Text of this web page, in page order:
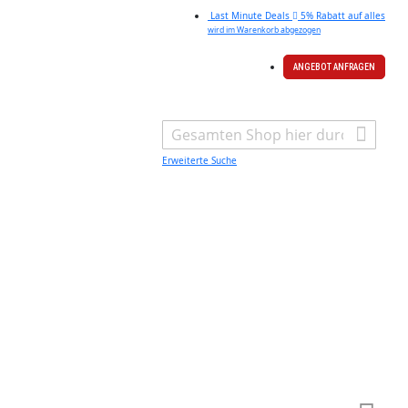
Last Minute Deals 5% Rabatt auf alles
wird im Warenkorb abgezogen
ANGEBOT ANFRAGEN
Erweiterte Suche